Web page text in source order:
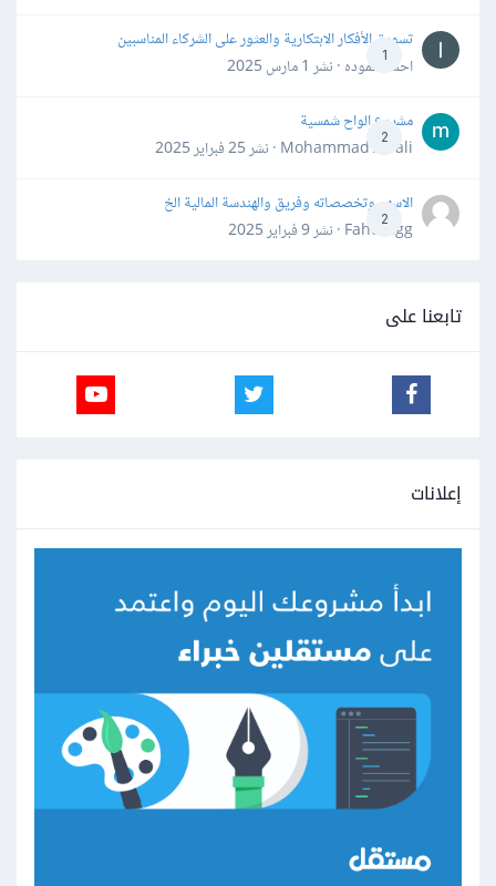
1
تسويق الأفكار الابتكارية والعثور على الشركاء المناسبين
احمد حموده · نشر 1 مارس 2025
2
مشروع الواح شمسية
Mohammad Awali · نشر
25 فبراير 2025
2
الاسهم وتخصصاته وفريق والهندسة المالية الخ
Fahd Ggg · نشر
9 فبراير 2025
تابعنا على
إعلانات